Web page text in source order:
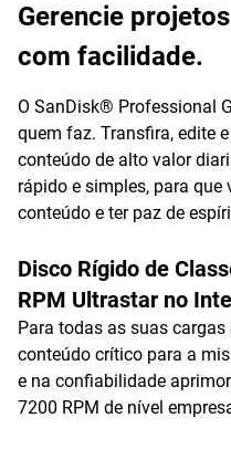
Gerencie
com facilidade.
O SanDisk® Professional
quem faz. Transfira, edite
conteúdo de alto valor
rápido e simples, para que
conteúdo e ter paz de
Disco Rígido de
RPM Ultrastar no
Para todas as suas
conteúdo crítico para a
e na confiabilidade
7200 RPM de nível